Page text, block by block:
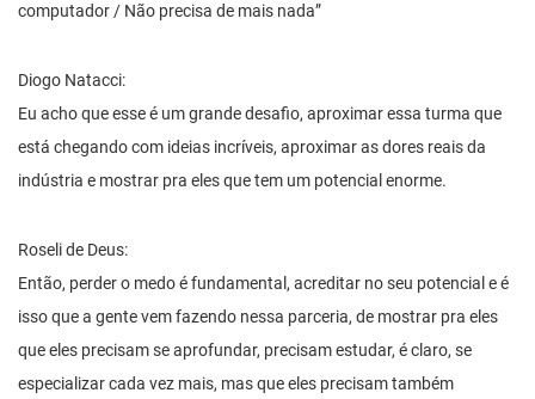
computador / Não precisa de mais nada”
Diogo Natacci:
Eu acho que esse é um grande desafio, aproximar essa turma que
está chegando com ideias incríveis, aproximar as dores reais da
indústria e mostrar pra eles que tem um potencial enorme.
Roseli de Deus:
Então, perder o medo é fundamental, acreditar no seu potencial e é
isso que a gente vem fazendo nessa parceria, de mostrar pra eles
que eles precisam se aprofundar, precisam estudar, é claro, se
especializar cada vez mais, mas que eles precisam também